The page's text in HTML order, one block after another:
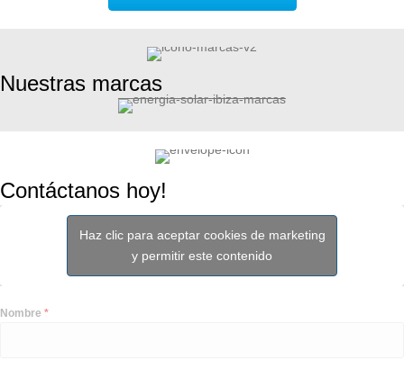
Nuestras marcas
Contáctanos hoy!
Haz clic para aceptar cookies de marketing
y permitir este contenido
Nombre *